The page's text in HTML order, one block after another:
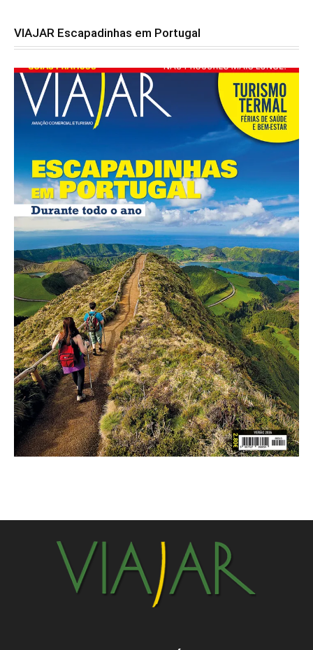
VIAJAR Escapadinhas em Portugal